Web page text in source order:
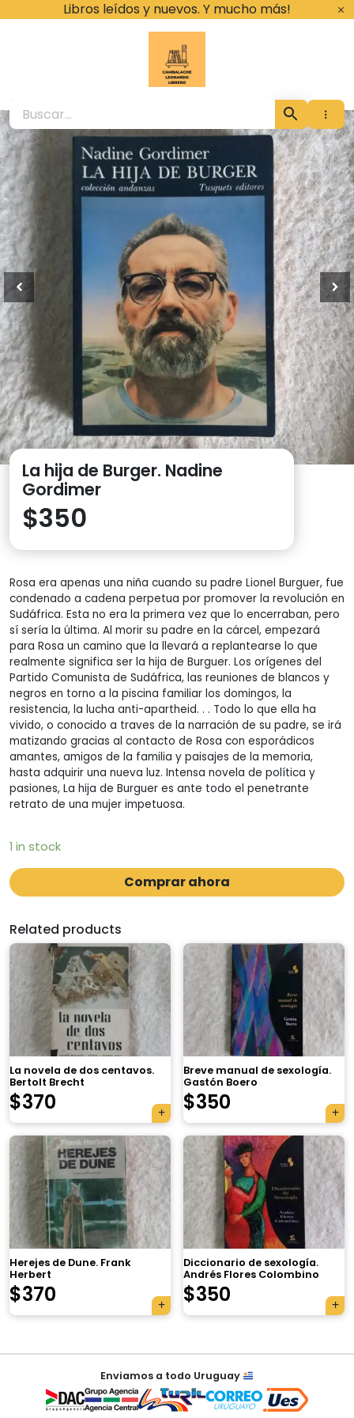
Libros leídos y nuevos. Y mucho más!
Cambalache
La hija de Burger. Nadine
Gordimer
$350
Rosa era apenas una niña cuando su padre Lionel Burguer, fue
condenado a cadena perpetua por promover la revolución en
Sudáfrica. Esta no era la primera vez que lo encerraban, pero
sí sería la última. Al morir su padre en la cárcel, empezará
para Rosa un camino que la llevará a replantearse lo que
realmente significa ser la hija de Burguer. Los orígenes del
Partido Comunista de Sudáfrica, las reuniones de blancos y
negros en torno a la piscina familiar los domingos, la
resistencia, la lucha anti-apartheid. . . Todo lo que ella ha
vivido, o conocido a traves de la narración de su padre, se irá
matizando gracias al contacto de Rosa con esporádicos
amantes, amigos de la familia y paisajes de la memoria,
hasta adquirir una nueva luz. Intensa novela de política y
pasiones, La hija de Burguer es ante todo el penetrante
retrato de una mujer impetuosa.
1 in stock
Comprar ahora
Related products
La novela de dos centavos.
Bertolt Brecht
$370
Breve manual de sexología.
Gastón Boero
$350
Herejes de Dune. Frank
Herbert
$370
Diccionario de sexología.
Andrés Flores Colombino
$350
Navegación
entradas
Enviamos a todo Uruguay
×
Tu carrito está vacío.
Agregá un producto y aparecerá acá
automáticamente.